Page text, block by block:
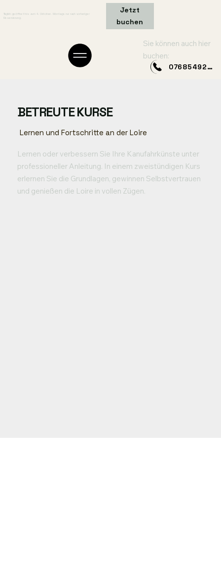
Täglich geöffnet bis zum 4. Oktober. Montags nur nach vorheriger
Reservierung.
Jetzt
buchen
Sie können auch hier
buchen:
0768549249
BETREUTE KURSE
Lernen und Fortschritte an der Loire
Lernen oder verbessern Sie Ihre Kanufahrkünste unter
professioneller Anleitung. In einem zweistündigen Kurs
erlernen Sie die Grundlagen, gewinnen Selbstvertrauen
und genießen die Loire in vollen Zügen.